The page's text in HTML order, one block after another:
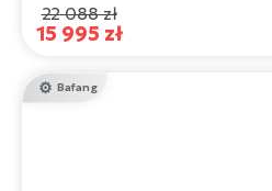
22 088 zł
15 995 zł
Bafang